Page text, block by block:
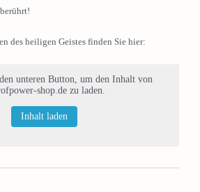
des heiligen Geistes finden Sie hier:
unteren Button, um den Inhalt von
shop.de zu laden.
Inhalt laden